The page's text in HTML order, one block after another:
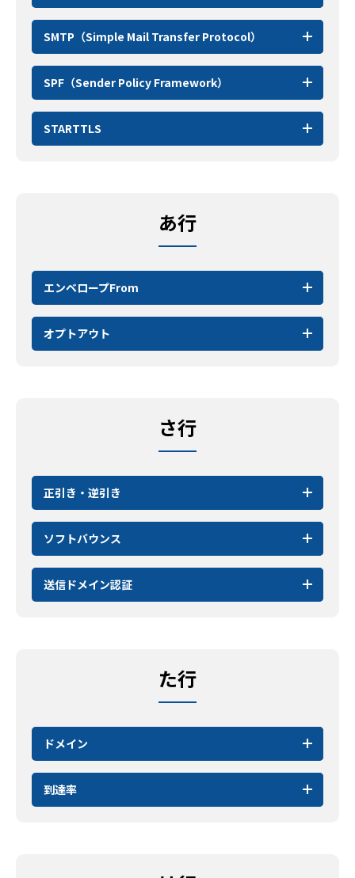
SMTP（Simple Mail Transfer Protocol）
SPF（Sender Policy Framework）
STARTTLS
あ行
エンベロープFrom
オプトアウト
さ行
正引き・逆引き
ソフトバウンス
送信ドメイン認証
た行
ドメイン
到達率